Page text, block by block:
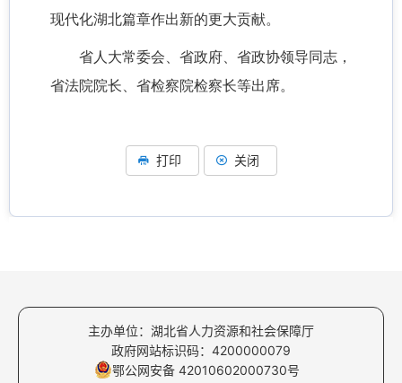
现代化湖北篇章作出新的更大贡献。
省人大常委会、省政府、省政协领导同志，
省法院院长、省检察院检察长等出席。
打印 关闭
主办单位：湖北省人力资源和社会保障厅
政府网站标识码：4200000079
鄂公网安备 42010602000730号